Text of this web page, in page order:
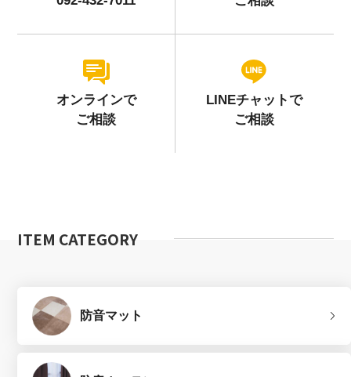
オンラインで
ご相談
LINEチャットで
ご相談
ITEM CATEGORY
防音マット